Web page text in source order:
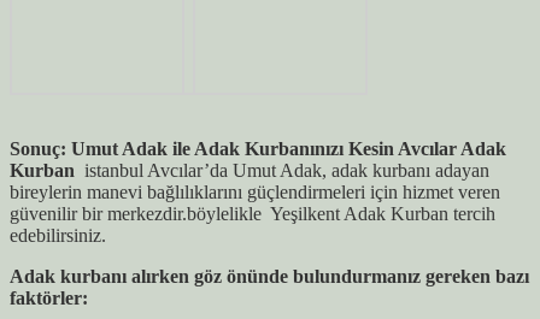
Sonuç: Umut Adak ile Adak Kurbanınızı Kesin Avcılar Adak
Kurban istanbul Avcılar’da Umut Adak, adak kurbanı adayan
bireylerin manevi bağlılıklarını güçlendirmeleri için hizmet veren
güvenilir bir merkezdir.böylelikle Yeşilkent Adak Kurban tercih
edebilirsiniz.
Adak kurbanı alırken göz önünde bulundurmanız gereken bazı
faktörler: